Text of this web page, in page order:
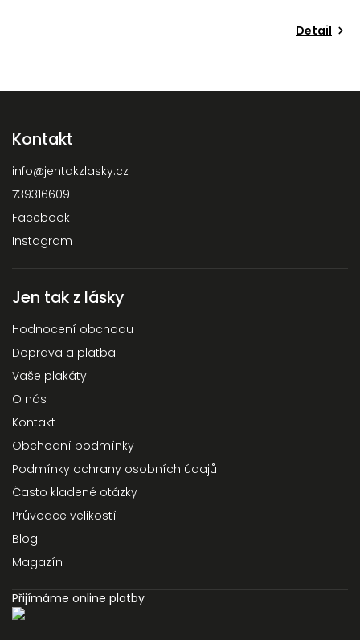
Detail
Kontakt
info@jentakzlasky.cz
739316609
Facebook
Instagram
Jen tak z lásky
Hodnocení obchodu
Doprava a platba
Vaše plakáty
O nás
Kontakt
Obchodní podmínky
Podmínky ochrany osobních údajů
Často kladené otázky
Průvodce velikostí
Blog
Magazín
Přijímáme online platby